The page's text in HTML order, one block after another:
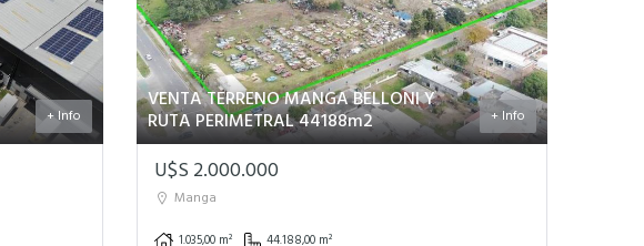
+ Info
VENTA TERRENO MANGA BELLONI Y
RUTA PERIMETRAL 44188m2 + Info
U$S 2.000.000
Manga
1.035,00 m² 44.188,00 m²